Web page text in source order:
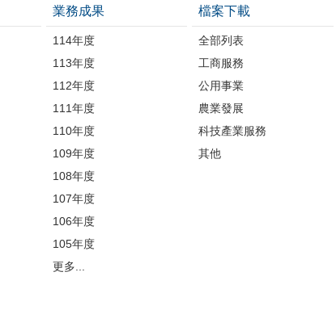
業務成果
114年度
113年度
112年度
111年度
110年度
109年度
108年度
107年度
106年度
105年度
更多...
檔案下載
全部列表
工商服務
公用事業
農業發展
科技產業服務
其他